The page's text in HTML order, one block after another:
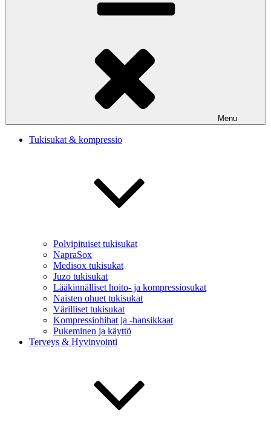
Menu
Tukisukat & kompressio
Polvipituiset tukisukat
NapraSox
Medisox tukisukat
Juzo tukisukat
Lääkinnälliset hoito- ja kompressiosukat
Naisten ohuet tukisukat
Värilliset tukisukat
Kompressiohihat ja -hansikkaat
Pukeminen ja käyttö
Terveys & Hyvinvointi